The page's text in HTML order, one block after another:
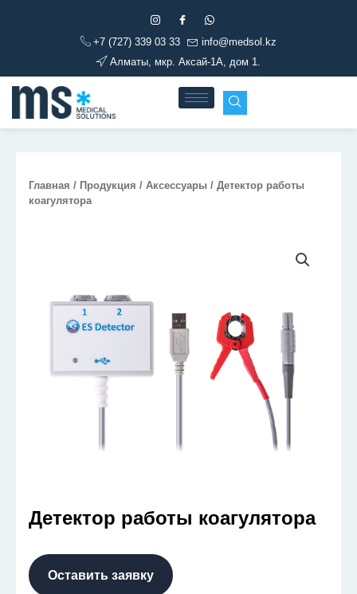
+7 (727) 339 03 33
info@medsol.kz
Алматы, мкр. Аксай-1А, дом 1.
Главная / Продукция / Аксессуары / Детектор работы
коагулятора
Детектор работы коагулятора
Оставить заявку